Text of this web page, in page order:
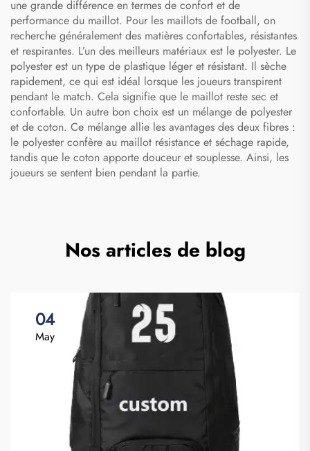
une grande différence en termes de confort et de
performance du maillot. Pour les maillots de football, on
recherche généralement des matières confortables, résistantes
et respirantes. L’un des meilleurs matériaux est le polyester. Le
polyester est un type de plastique léger et résistant. Il sèche
rapidement, ce qui est idéal lorsque les joueurs transpirent
pendant le match. Cela signifie que le maillot reste sec et
confortable. Un autre bon choix est un mélange de polyester
et de coton. Ce mélange allie les avantages des deux fibres :
le polyester confère au maillot résistance et séchage rapide,
tandis que le coton apporte douceur et souplesse. Ainsi, les
joueurs se sentent bien pendant la partie.
Nos articles de blog
04
May